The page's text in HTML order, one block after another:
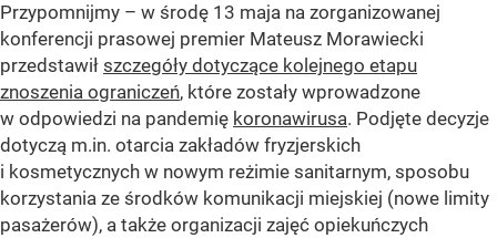
Przypomnijmy – w środę 13 maja na zorganizowanej
konferencji prasowej premier Mateusz Morawiecki
przedstawił szczegóły dotyczące kolejnego etapu
znoszenia ograniczeń, które zostały wprowadzone
w odpowiedzi na pandemię koronawirusa. Podjęte decyzje
dotyczą m.in. otarcia zakładów fryzjerskich
i kosmetycznych w nowym reżimie sanitarnym, sposobu
korzystania ze środków komunikacji miejskiej (nowe limity
pasażerów), a także organizacji zajęć opiekuńczych